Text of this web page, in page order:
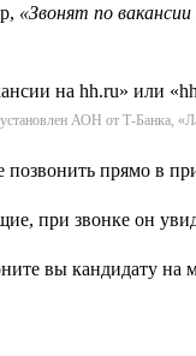
«Звонят по
АОН от Т-Банка,
прямо в
вы кандидату